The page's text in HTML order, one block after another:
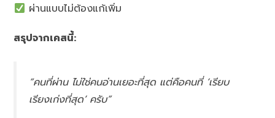
ผ่านแบบไม่ต้องแก้เพิ่ม
สรุปจากเคสนี้:
“คนที่ผ่าน ไม่ใช่คนอ่านเยอะที่สุด แต่คือคนที่ ‘เรียบ
เรียงเก่งที่สุด’ ครับ”